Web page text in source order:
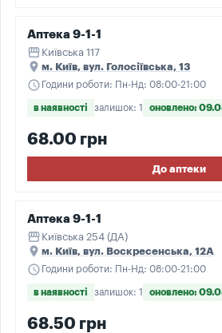
Аптека 9-1-1
storefront Київська 117
place м. Київ, вул. Голосіївська, 13
schedule Години роботи: Пн-Нд: 08:00-21:00
в наявності залишок: 1 оновлено:
68.00 грн
До аптеки
Аптека 9-1-1
storefront Київська 254 (ДА)
place м. Київ, вул. Воскресенська, 12А
schedule Години роботи: Пн-Нд: 08:00-21:00
в наявності залишок: 1 оновлено:
68.50 грн